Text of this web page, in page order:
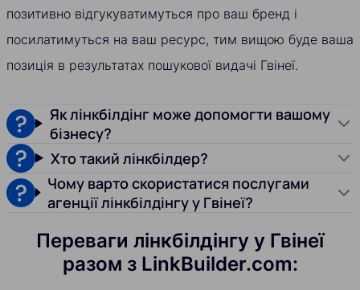
позитивно відгукуватимуться про ваш бренд і
посилатимуться на ваш ресурс, тим вищою буде ваша
позиція в результатах пошукової видачі Гвінеї.
Як лінкбілдінг може допомогти вашому
бізнесу?
Хто такий лінкбілдер?
Чому варто скористатися послугами
агенції лінкбілдінгу у Гвінеї?
Переваги лінкбілдінгу у Гвінеї
разом з LinkBuilder.com: